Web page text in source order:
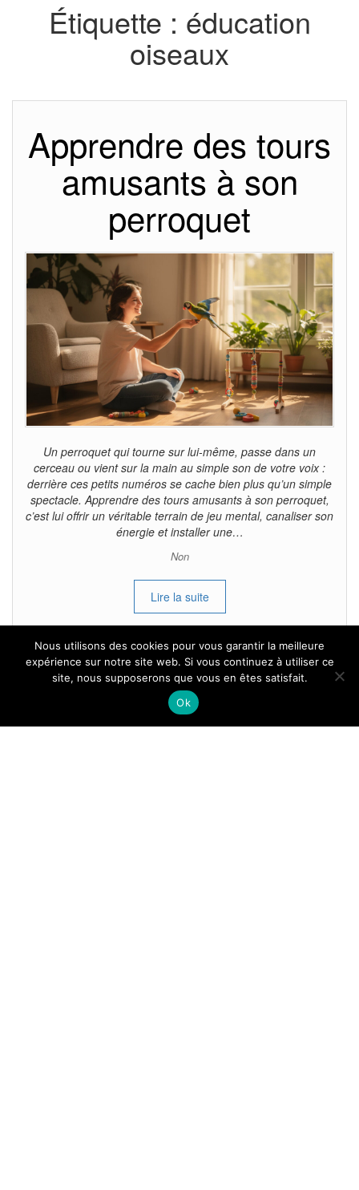
Étiquette : éducation
oiseaux
Apprendre des tours
amusants à son
perroquet
Un perroquet qui tourne sur lui-même, passe dans un
cerceau ou vient sur la main au simple son de votre voix :
derrière ces petits numéros se cache bien plus qu’un simple
spectacle. Apprendre des tours amusants à son perroquet,
c’est lui offrir un véritable terrain de jeu mental, canaliser son
énergie et installer une…
Non
Lire la suite
Tous droits reservés.
Nous utilisons des cookies pour vous garantir la meilleure
expérience sur notre site web. Si vous continuez à utiliser ce
site, nous supposerons que vous en êtes satisfait.
Ok